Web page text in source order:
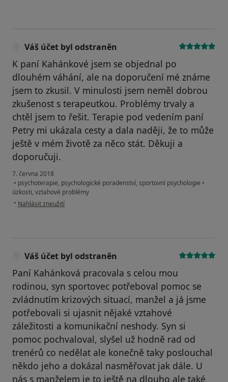
Váš účet byl odstraněn
K paní Kahánkové jsem se objednal po
dlouhém váhání, ale na doporučení mé známe
jsem to zkusil. V minulosti jsem neměl dobrou
zkušenost s terapeutkou. Problémy trvaly a
chtěl jsem to řešit. Terapie pod vedením paní
Petry mi ukázala cesty a dala naději, že to může
ještě v mém životě za něco stát. Děkuji a
doporučuji.
7. června 2018
• psychoterapie, psychologické poradenství, sportovní psychologie •
úzkosti, vztahové problémy
• podle názoru uživatele Váš účet byl odstraněn
Nahlásit zneužití
Váš účet byl odstraněn
Paní Kahánková pracovala s celou mou
rodinou, syn sportovec potřeboval pomoc se
zvládnutím krizových situací, manžel a já jsme
potřebovali si ujasnit nějaké vztahové
záležitosti a komunikační neshody. Syn si
pomoc pochvaloval, slyšel už hodně rad od
trenérů co nedělat ale konečně taky poslouchal
někdo jeho a dokázal nasměřovat jak dále. U
nás s manželem je to ještě na dlouho ale také